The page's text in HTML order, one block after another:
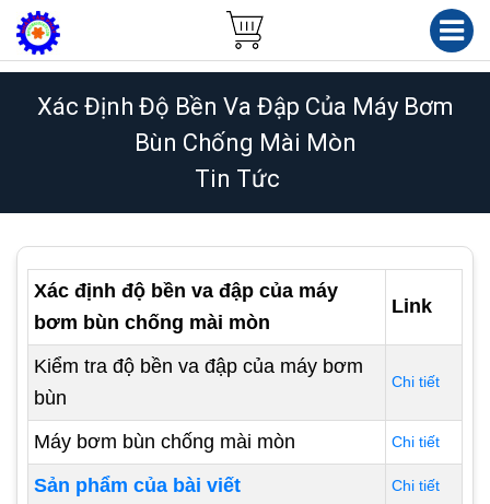
Xác Định Độ Bền Va Đập Của Máy Bơm
Bùn Chống Mài Mòn
Tin Tức
Xác định độ bền va đập của máy
bơm bùn chống mài mòn
Link
Kiểm tra độ bền va đập của máy bơm
bùn
Chi tiết
Máy bơm bùn chống mài mòn Chi tiết
Sản phẩm của bài viết Chi tiết